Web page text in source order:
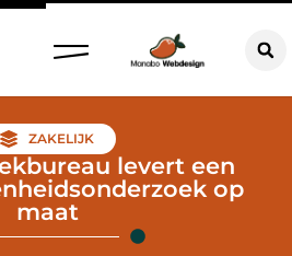
ZAKELIJK
levert een
op
maat